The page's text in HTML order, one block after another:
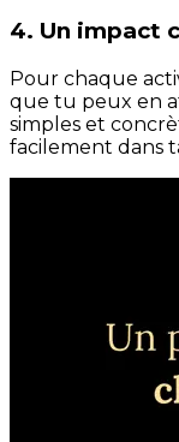
4. Un impact
Pour chaque
que tu peux en
simples et
facilement dans